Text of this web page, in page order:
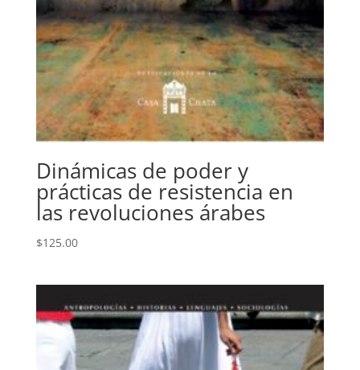
Dinámicas de poder y
prácticas de resistencia en
las revoluciones árabes
$125.00